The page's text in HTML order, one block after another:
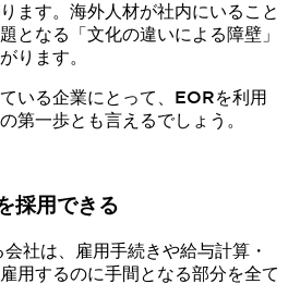
ます。海外人材が社内にいること
となる「文化の違いによる障壁」
ります。
いる企業にとって、EORを利用
第一歩とも言えるでしょう。
採用できる
社は、雇用手続きや給与計算・
用するのに手間となる部分を全て